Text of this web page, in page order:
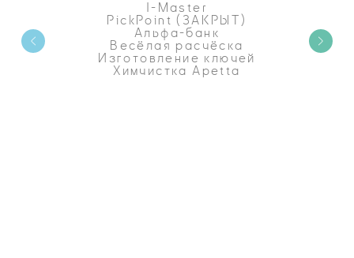
I-Master
PickPoint (ЗАКРЫТ)
Альфа-банк
Весёлая расчёска
Изготовление ключей
Химчистка Apetta